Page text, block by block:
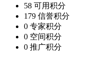
58 可用积分
179 信誉积分
0 专家积分
0 空间积分
0 推广积分